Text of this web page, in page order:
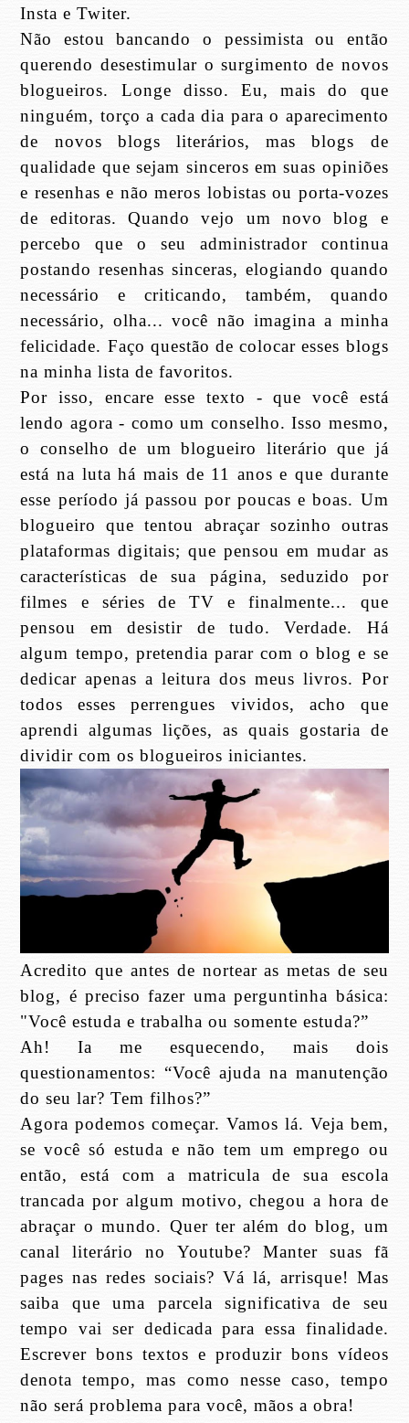
Insta e Twiter.
Não estou bancando o pessimista ou então
querendo desestimular o surgimento de novos
blogueiros. Longe disso. Eu, mais do que
ninguém, torço a cada dia para o aparecimento
de novos blogs literários, mas blogs de
qualidade que sejam sinceros em suas opiniões
e resenhas e não meros lobistas ou porta-vozes
de editoras. Quando vejo um novo blog e
percebo que o seu administrador continua
postando resenhas sinceras, elogiando quando
necessário e criticando, também, quando
necessário, olha... você não imagina a minha
felicidade. Faço questão de colocar esses blogs
na minha lista de favoritos.
Por isso, encare esse texto - que você está
lendo agora - como um conselho. Isso mesmo,
o conselho de um blogueiro literário que já
está na luta há mais de 11 anos e que durante
esse período já passou por poucas e boas. Um
blogueiro que tentou abraçar sozinho outras
plataformas digitais; que pensou em mudar as
características de sua página, seduzido por
filmes e séries de TV e finalmente... que
pensou em desistir de tudo. Verdade. Há
algum tempo, pretendia parar com o blog e se
dedicar apenas a leitura dos meus livros. Por
todos esses perrengues vividos, acho que
aprendi algumas lições, as quais gostaria de
dividir com os blogueiros iniciantes.
Acredito que antes de nortear as metas de seu
blog, é preciso fazer uma perguntinha básica:
"Você estuda e trabalha ou somente estuda?”
Ah! Ia me esquecendo, mais dois
questionamentos: “Você ajuda na manutenção
do seu lar? Tem filhos?”
Agora podemos começar. Vamos lá. Veja bem,
se você só estuda e não tem um emprego ou
então, está com a matricula de sua escola
trancada por algum motivo, chegou a hora de
abraçar o mundo. Quer ter além do blog, um
canal literário no Youtube? Manter suas fã
pages nas redes sociais? Vá lá, arrisque! Mas
saiba que uma parcela significativa de seu
tempo vai ser dedicada para essa finalidade.
Escrever bons textos e produzir bons vídeos
denota tempo, mas como nesse caso, tempo
não será problema para você, mãos a obra!